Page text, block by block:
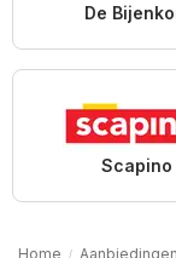
De
Scapino
Home